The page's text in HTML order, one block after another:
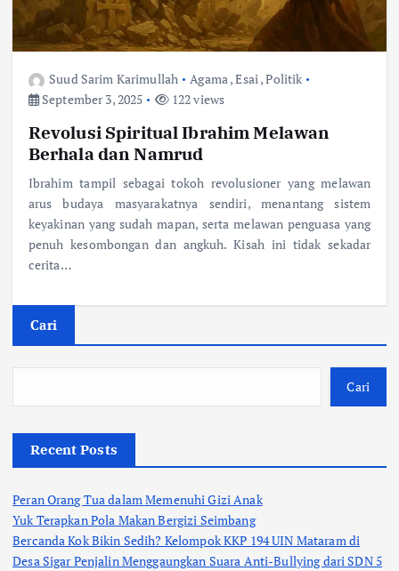
Suud Sarim Karimullah Agama,Esai,Politik
September 3, 2025
122 views
Revolusi Spiritual Ibrahim Melawan
Berhala dan Namrud
Ibrahim tampil sebagai tokoh revolusioner yang melawan
arus budaya masyarakatnya sendiri, menantang sistem
keyakinan yang sudah mapan, serta melawan penguasa yang
penuh kesombongan dan angkuh. Kisah ini tidak sekadar
cerita…
Cari
Cari
Recent Posts
Peran Orang Tua dalam Memenuhi Gizi Anak
Yuk Terapkan Pola Makan Bergizi Seimbang
Bercanda Kok Bikin Sedih? Kelompok KKP 194 UIN Mataram di
Desa Sigar Penjalin Menggaungkan Suara Anti-Bullying dari SDN 5